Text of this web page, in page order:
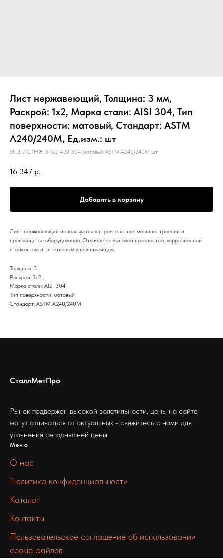
Лист нержавеющий, Толщина: 3 мм,
Раскрой: 1х2, Марка стали: AISI 304, Тип
поверхности: матовый, Стандарт: ASTM
А240/240М, Ед.изм.: шт
SKU: ЛСТНЖ 3 1х2 AISI 304 матовый ASTM А240/240М шт
16 347 р.
Добавить в корзину
Лист нержавеющий используется в строительстве, машиностроении и
производстве оборудования. Отличается высокой прочностью, коррозионной
стойкостью и эстетичным внешним видом.
Толщина: 3
Раскрой: 1х2
Марка стали: AISI 304
Тип поверхности: матовый
Стандарт: ASTM А240/240М
СталлМетПро
Рынок подвержен высокой волатильности, цены на сайте
могут отличаться от актуальных - свяжитесь с нами для
уточнения сегодняшней цены
Меню
О нас
Политика конфиденциальности
Каталог
Контакты
Пользовательское соглашение об использовании
cookie файлов